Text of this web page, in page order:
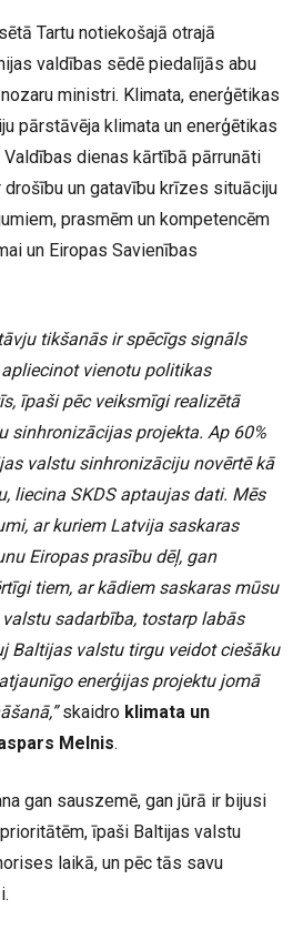
Tartu notiekošajā otrajā
valdības sēdē piedalījās abu
ministri. Klimata, enerģētikas
pārstāvēja klimata un enerģētikas
dienas kārtībā pārrunāti
un gatavību krīzes situāciju
prasmēm un kompetencēm
un Eiropas Savienības
tikšanās ir spēcīgs signāls
vienotu politikas
īpaši pēc veiksmīgi realizētā
sinhronizācijas projekta. Ap 60%
valstu sinhronizāciju novērtē kā
liecina SKDS aptaujas dati. Mēs
ar kuriem Latvija saskaras
Eiropas prasību dēļ, gan
tiem, ar kādiem saskaras mūsu
sadarbība, tostarp labās
Baltijas valstu tirgu veidot ciešāku
enerģijas projektu jomā
skaidro klimata un
Melnis.
gan sauszemē, gan jūrā ir bijusi
īpaši Baltijas valstu
laikā, un pēc tās savu